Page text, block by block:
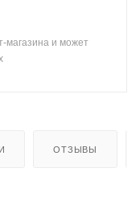
магазина и может
ОТЗЫВЫ